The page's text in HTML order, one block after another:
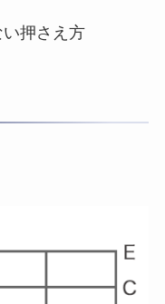
い押さえ方